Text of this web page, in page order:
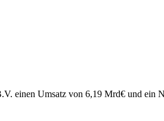
einen Umsatz von 6,19 Mrd€ und ein